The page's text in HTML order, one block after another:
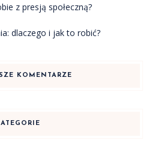
z presją społeczną?
dlaczego i jak to robić?
KOMENTARZE